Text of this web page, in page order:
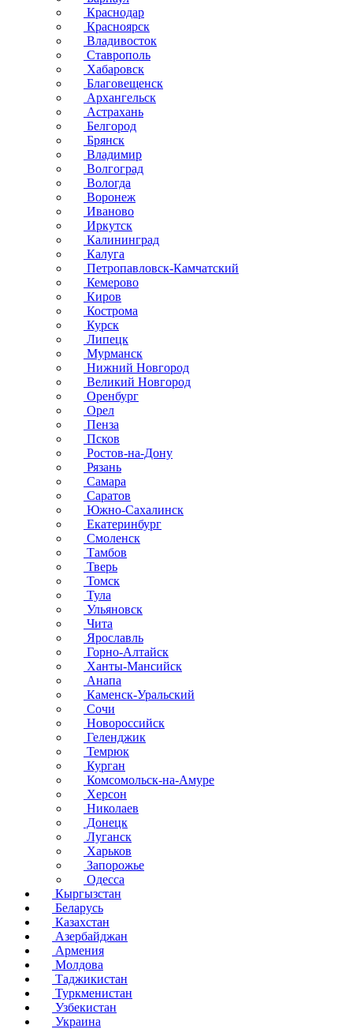
Краснодар
Красноярск
Владивосток
Ставрополь
Хабаровск
Благовещенск
Архангельск
Астрахань
Белгород
Брянск
Владимир
Волгоград
Вологда
Воронеж
Иваново
Иркутск
Калининград
Калуга
Петропавловск-Камчатский
Кемерово
Киров
Кострома
Курск
Липецк
Мурманск
Нижний Новгород
Великий Новгород
Оренбург
Орел
Пенза
Псков
Ростов-на-Дону
Рязань
Самара
Саратов
Южно-Сахалинск
Екатеринбург
Смоленск
Тамбов
Тверь
Томск
Тула
Ульяновск
Чита
Ярославль
Горно-Алтайск
Ханты-Мансийск
Анапа
Каменск-Уральский
Сочи
Новороссийск
Геленджик
Темрюк
Курган
Комсомольск-на-Амуре
Херсон
Николаев
Донецк
Луганск
Харьков
Запорожье
Одесса
Кыргызстан
Беларусь
Казахстан
Азербайджан
Армения
Молдова
Таджикистан
Туркменистан
Узбекистан
Украина